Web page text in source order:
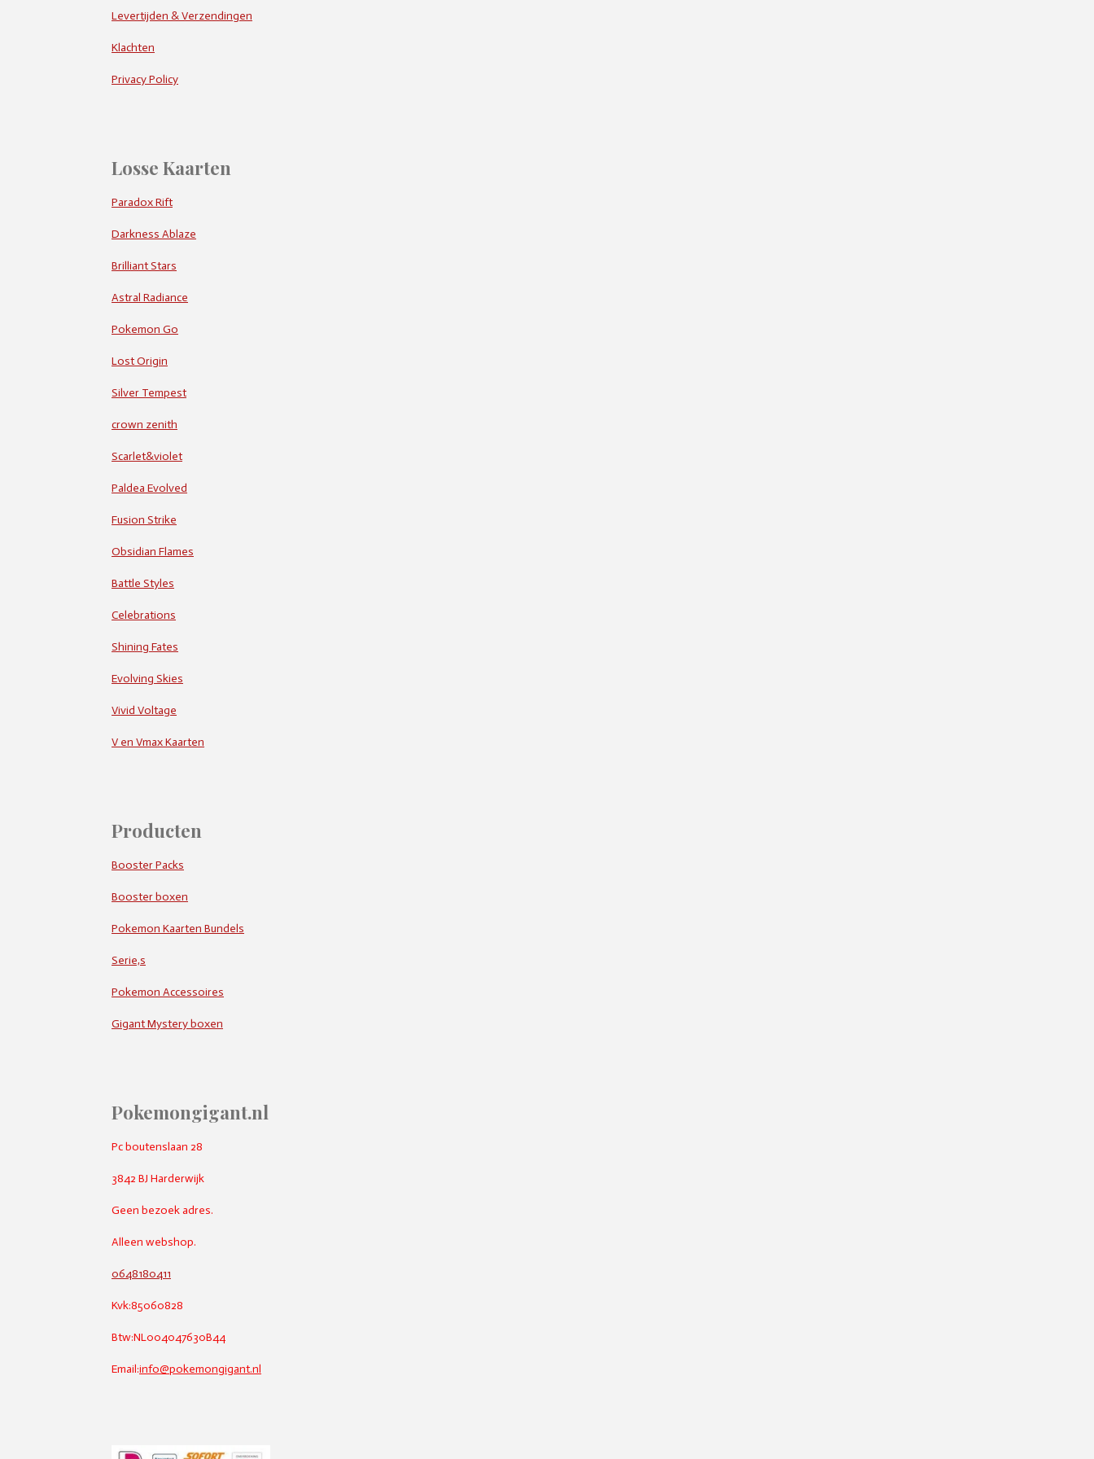
Levertijden & Verzendingen
Klachten
Privacy Policy
Losse Kaarten
Paradox Rift
Darkness Ablaze
Brilliant Stars
Astral Radiance
Pokemon Go
Lost Origin
Silver Tempest
crown zenith
Scarlet&violet
Paldea Evolved
Fusion Strike
Obsidian Flames
Battle Styles
Celebrations
Shining Fates
Evolving Skies
Vivid Voltage
V en Vmax Kaarten
Producten
Booster Packs
Booster boxen
Pokemon Kaarten Bundels
Serie,s
Pokemon Accessoires
Gigant Mystery boxen
Pokemongigant.nl
Pc boutenslaan 28
3842 BJ Harderwijk
Geen bezoek adres.
Alleen webshop.
0648180411
Kvk:85060828
Btw:NL004047630B44
Email:info@pokemongigant.nl